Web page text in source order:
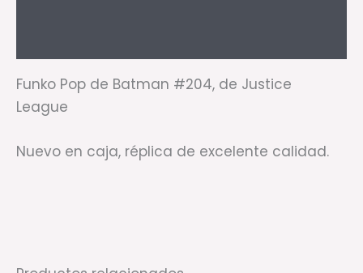
Funko Pop de Batman #204, de Justice
League
Nuevo en caja, réplica de excelente calidad.